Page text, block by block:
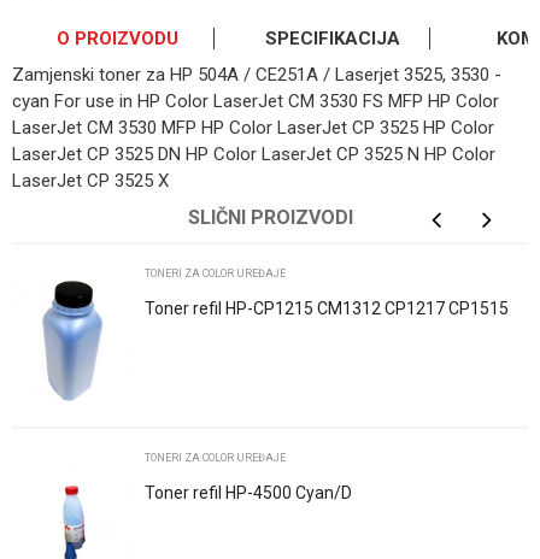
O PROIZVODU SPECIFIKACIJA
Zamjenski toner za HP 504A / CE251A / Laserjet 3525, 3530 -
cyan For use in HP Color LaserJet CM 3530 FS MFP HP Color
LaserJet CM 3530 MFP HP Color LaserJet CP 3525 HP Color
LaserJet CP 3525 DN HP Color LaserJet CP 3525 N HP Color
LaserJet CP 3525 X
Toneri za color uređaje
Email
SLIČNI PROIZVODI
TONERI ZA COLOR UREĐAJE
Toner refil HP-CP1215 CM1312 CP1217 CP1515
TONERI ZA COLOR UREĐAJE
Toner refil HP-4500 Cyan/D